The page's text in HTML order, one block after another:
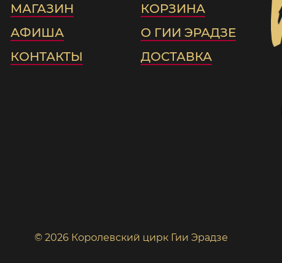
МАГАЗИН
АФИША
КОНТАКТЫ
КОРЗИНА
О ГИИ ЭРАДЗЕ
ДОСТАВКА
© 2026 Королевский цирк Гии Эрадзе